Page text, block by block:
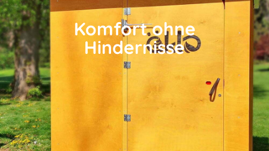
Komfort ohne
Hindernisse